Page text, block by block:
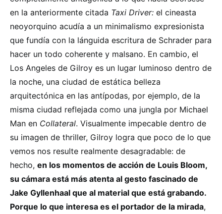
en la anteriormente citada Taxi Driver: el cineasta
neoyorquino acudía a un minimalismo expresionista
que fundía con la lánguida escritura de Schrader para
hacer un todo coherente y malsano. En cambio, el
Los Angeles de Gilroy es un lugar luminoso dentro de
la noche, una ciudad de estática belleza
arquitectónica en las antípodas, por ejemplo, de la
misma ciudad reflejada como una jungla por Michael
Man en Collateral. Visualmente impecable dentro de
su imagen de thriller, Gilroy logra que poco de lo que
vemos nos resulte realmente desagradable: de
hecho, en los momentos de acción de Louis Bloom,
su cámara está más atenta al gesto fascinado de
Jake Gyllenhaal que al material que está grabando.
Porque lo que interesa es el portador de la mirada,